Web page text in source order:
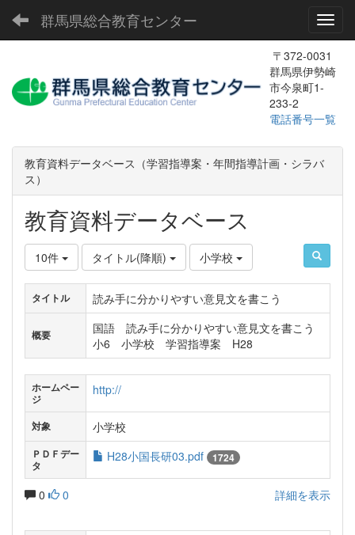
群馬県総合教育センター
〒372-0031
群馬県伊勢崎
市今泉町1-
233-2
電話番号一覧
教育資料データベース（学習指導案・年間指導計画・シラバ
ス）
教育資料データベース
10件 タイトル(降順) 小学校
タイトル 読み手に分かりやすい意見文を書こう
概要
国語 読み手に分かりやすい意見文を書こう
小6 小学校 学習指導案 H28
ホームペー
ジ
http://
対象 小学校
ＰＤＦデー
タ
H28小国長研03.pdf 1724
0 0 詳細を表示